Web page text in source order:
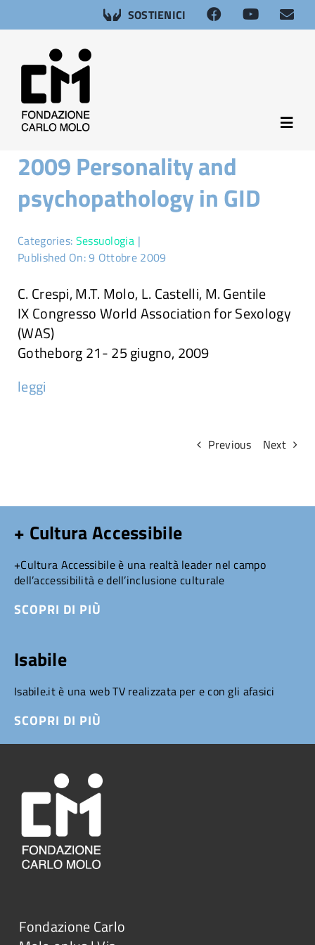
al
contenuto
SOSTIENICI
About
Neuroscienze
Afasia
Salute sessuale
Attività
Ricerche
2009 Personality and
psychopathology in GID
Categories: Sessuologia |
Published On: 9 Ottobre 2009
C. Crespi, M.T. Molo, L. Castelli, M. Gentile
IX Congresso World Association for Sexology
(WAS)
Gotheborg 21- 25 giugno, 2009
leggi
Previous Next
+ Cultura Accessibile
+Cultura Accessibile è una realtà leader nel campo
dell’accessibilità e dell’inclusione culturale
SCOPRI DI PIÙ
Isabile
Isabile.it è una web TV realizzata per e con gli afasici
SCOPRI DI PIÙ
Fondazione Carlo